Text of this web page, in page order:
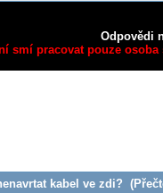
Odpovědi
smí pracovat pouze
kabel ve zdi?